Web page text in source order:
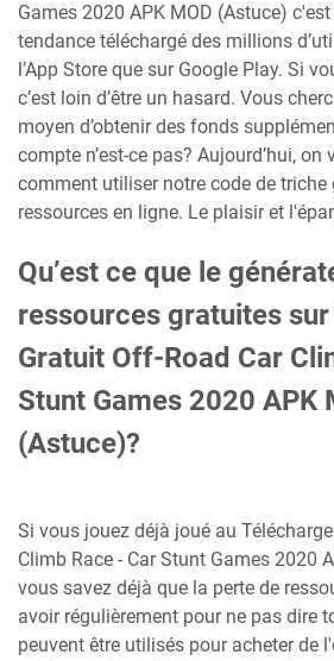
Games 2020 APK MOD (Astuce)
tendance téléchargé des millions
l’App Store que sur Google Play. Si
c’est loin d’être un hasard. Vous
moyen d’obtenir des fonds
compte n’est-ce pas? Aujourd’hui, on
comment utiliser notre code de triche
ressources en ligne. Le plaisir et
Qu’est ce que le
ressources gratuites
Gratuit Off-Road Car
Stunt Games 2020 APK
(Astuce)?
Si vous jouez déjà joué au
Climb Race - Car Stunt Games 2020
vous savez déjà que la perte de
avoir régulièrement pour ne pas dire
peuvent être utilisés pour acheter de